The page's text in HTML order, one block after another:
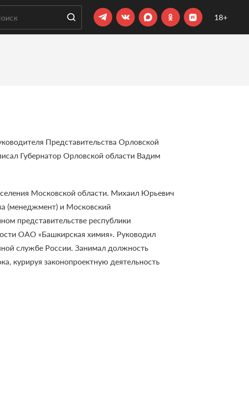
18+
Представительства Орловской
Губернатор Орловской области Вадим
Московской области. Михаил Юрьевич
(менеджмент) и Московский
представительстве республики
ОАО «Башкирская химия». Руководил
службе России.Занимал должность
курируя законопроектную деятельность